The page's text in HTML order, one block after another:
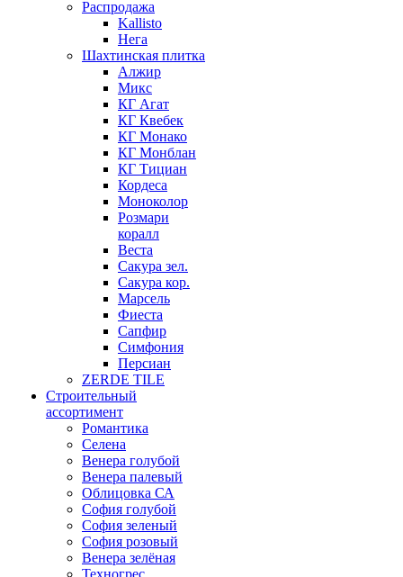
Распродажа
Kallisto
Нега
Шахтинская плитка
Алжир
Микс
КГ Агат
КГ Квебек
КГ Монако
КГ Монблан
КГ Тициан
Кордеса
Моноколор
Розмари
коралл
Веста
Сакура зел.
Сакура кор.
Марсель
Фиеста
Сапфир
Симфония
Персиан
ZERDE TILE
Строительный
ассортимент
Романтика
Селена
Венера голубой
Венера палевый
Облицовка СА
София голубой
София зеленый
София розовый
Венера зелёная
Техногрес